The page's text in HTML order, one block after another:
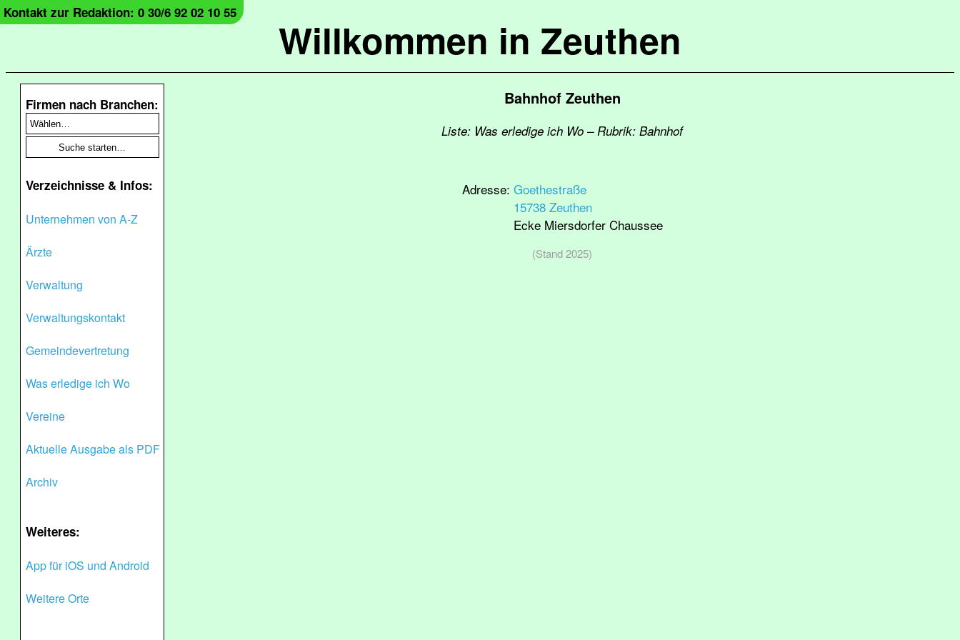
Willkommen in Zeuthen
Kontakt zur Redaktion: 0 30/6 92 02 10 55
Firmen nach Branchen:
Verzeichnisse & Infos:
Unternehmen von A-Z
Ärzte
Verwaltung
Verwaltungskontakt
Gemeindevertretung
Was erledige ich Wo
Vereine
Aktuelle Ausgabe als PDF
Archiv
Weiteres:
App für iOS und Android
Weitere Orte
Bahnhof Zeuthen
Liste: Was erledige ich Wo – Rubrik: Bahnhof
Adresse: Goethestraße
15738 Zeuthen
Ecke Miersdorfer Chaussee
(Stand 2025)